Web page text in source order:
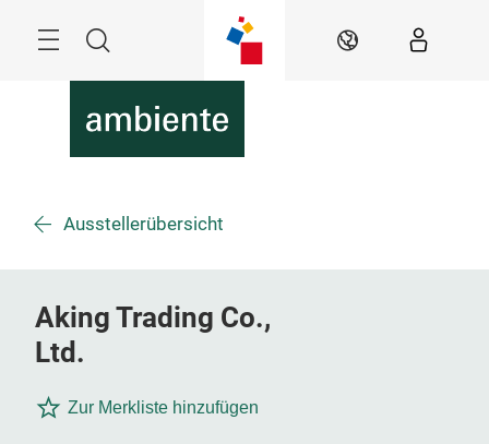
Suche DE
Ausstellerübersicht
Aking Trading Co.,
Ltd.
Zur Merkliste hinzufügen